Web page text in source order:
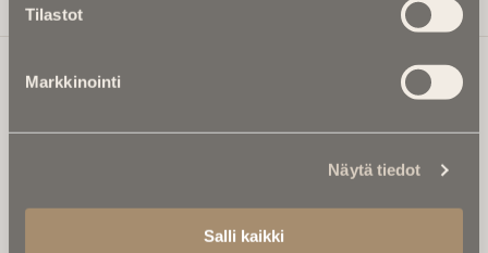
Tilastot
Markkinointi
Näytä tiedot
Salli kaikki
Tilaa Uutiskirje
valtakunnallinen mediabrändi. Julkaisemme uusimmat
kuolinuutiset ja kuolintiedot.